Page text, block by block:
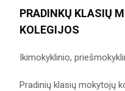
PRADINKŲ KLASIŲ
KOLEGIJOS
Ikimokyklinio,
Pradinių klasių mokytojų